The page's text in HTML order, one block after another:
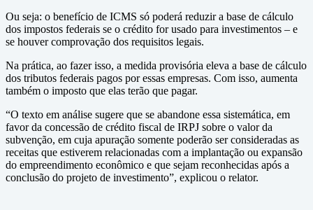
Ou seja: o benefício de ICMS só poderá reduzir a base de cálculo
dos impostos federais se o crédito for usado para investimentos – e
se houver comprovação dos requisitos legais.
Na prática, ao fazer isso, a medida provisória eleva a base de cálculo
dos tributos federais pagos por essas empresas. Com isso, aumenta
também o imposto que elas terão que pagar.
“O texto em análise sugere que se abandone essa sistemática, em
favor da concessão de crédito fiscal de IRPJ sobre o valor da
subvenção, em cuja apuração somente poderão ser consideradas as
receitas que estiverem relacionadas com a implantação ou expansão
do empreendimento econômico e que sejam reconhecidas após a
conclusão do projeto de investimento”, explicou o relator.